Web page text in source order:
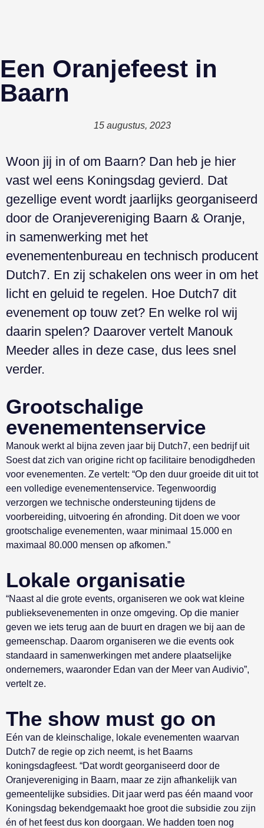
Een Oranjefeest in
Baarn
15 augustus, 2023
Woon jij in of om Baarn? Dan heb je hier
vast wel eens Koningsdag gevierd. Dat
gezellige event wordt jaarlijks georganiseerd
door de Oranjevereniging Baarn & Oranje,
in samenwerking met het
evenementenbureau en technisch producent
Dutch7. En zij schakelen ons weer in om het
licht en geluid te regelen. Hoe Dutch7 dit
evenement op touw zet? En welke rol wij
daarin spelen? Daarover vertelt Manouk
Meeder alles in deze case, dus lees snel
verder.
Grootschalige
evenementenservice
Manouk werkt al bijna zeven jaar bij Dutch7, een bedrijf uit
Soest dat zich van origine richt op facilitaire benodigdheden
voor evenementen. Ze vertelt: “Op den duur groeide dit uit tot
een volledige evenementenservice. Tegenwoordig
verzorgen we technische ondersteuning tijdens de
voorbereiding, uitvoering én afronding. Dit doen we voor
grootschalige evenementen, waar minimaal 15.000 en
maximaal 80.000 mensen op afkomen.”
Lokale organisatie
“Naast al die grote events, organiseren we ook wat kleine
publieksevenementen in onze omgeving. Op die manier
geven we iets terug aan de buurt en dragen we bij aan de
gemeenschap. Daarom organiseren we die events ook
standaard in samenwerkingen met andere plaatselijke
ondernemers, waaronder Edan van der Meer van Audivio”,
vertelt ze.
The show must go on
Eén van de kleinschalige, lokale evenementen waarvan
Dutch7 de regie op zich neemt, is het Baarns
koningsdagfeest. “Dat wordt georganiseerd door de
Oranjevereniging in Baarn, maar ze zijn afhankelijk van
gemeentelijke subsidies. Dit jaar werd pas één maand voor
Koningsdag bekendgemaakt hoe groot die subsidie zou zijn
én of het feest dus kon doorgaan. We hadden toen nog